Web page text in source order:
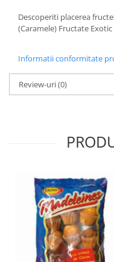
Descoperiti placerea
(Caramele) Fructate
Informatii conformitate
Review-uri(0)